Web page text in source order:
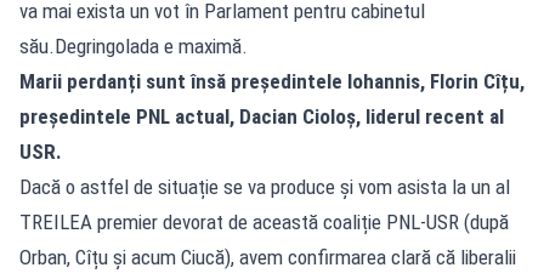
va mai exista un vot în Parlament pentru cabinetul
său.Degringolada e maximă.
Marii perdanți sunt însă președintele Iohannis, Florin Cîțu,
președintele PNL actual, Dacian Cioloș, liderul recent al
USR.
Dacă o astfel de situație se va produce și vom asista la un al
TREILEA premier devorat de această coaliție PNL-USR (după
Orban, Cîțu și acum Ciucă), avem confirmarea clară că liberalii